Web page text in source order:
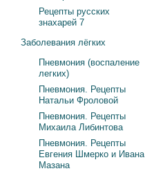
Рецепты русских
знахарей 7
Заболевания лёгких
Пневмония (воспаление
легких)
Пневмония. Рецепты
Натальи Фроловой
Пневмония. Рецепты
Михаила Либинтова
Пневмония. Рецепты
Евгения Шмерко и Ивана
Мазана